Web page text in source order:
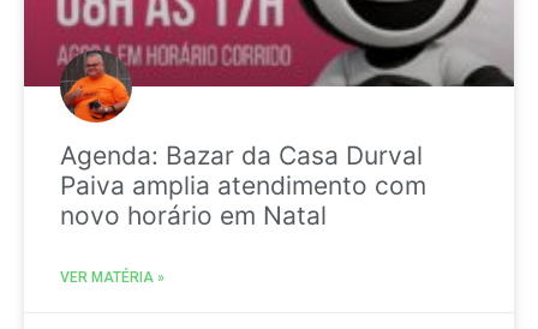
Agenda: Bazar da Casa Durval
Paiva amplia atendimento com
novo horário em Natal
VER MATÉRIA »